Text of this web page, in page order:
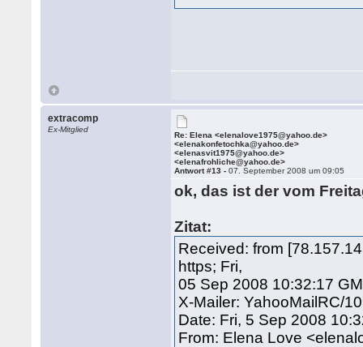
extracomp
Ex-Mitglied
Re: Elena <elenalove1975@yahoo.de>
<elenakonfetochka@yahoo.de>
<elenasvit1975@yahoo.de>
<elenafrohliche@yahoo.de>
Antwort #13 -07. September 2008 um 09:05
ok, das ist der vom
Zitat:
Received: from
https; Fri,
05 Sep 2008 10:32:17
X-Mailer: YahooMailRC/
Date: Fri, 5 Sep 2008
From: Elena Love